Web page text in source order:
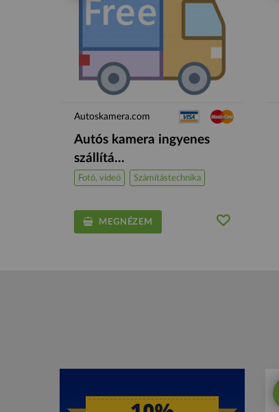
Autoskamera.com
Autós kamera ingyenes
szállítá...
Fotó, videó Számítástechnika
MEGNÉZEM